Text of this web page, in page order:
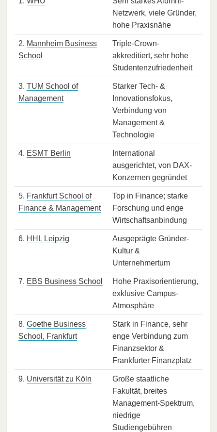
Netzwerk, viele Gründer,
hohe Praxisnähe
2. Mannheim Business
School
Triple-Crown-
akkreditiert, sehr hohe
Studentenzufriedenheit
3. TUM School of
Management
Starker Tech- &
Innovationsfokus,
Verbindung von
Management &
Technologie
4. ESMT Berlin
International
ausgerichtet, von DAX-
Konzernen gegründet
5. Frankfurt School of
Finance & Management
Top in Finance; starke
Forschung und enge
Wirtschaftsanbindung
6. HHL Leipzig
Ausgeprägte Gründer-
Kultur &
Unternehmertum
7. EBS Business School
Hohe Praxisorientierung,
exklusive Campus-
Atmosphäre
8. Goethe Business
School, Frankfurt
Stark in Finance, sehr
enge Verbindung zum
Finanzsektor &
Frankfurter Finanzplatz
9. Universität zu Köln
Große staatliche
Fakultät, breites
Management-Spektrum,
niedrige
Studiengebühren